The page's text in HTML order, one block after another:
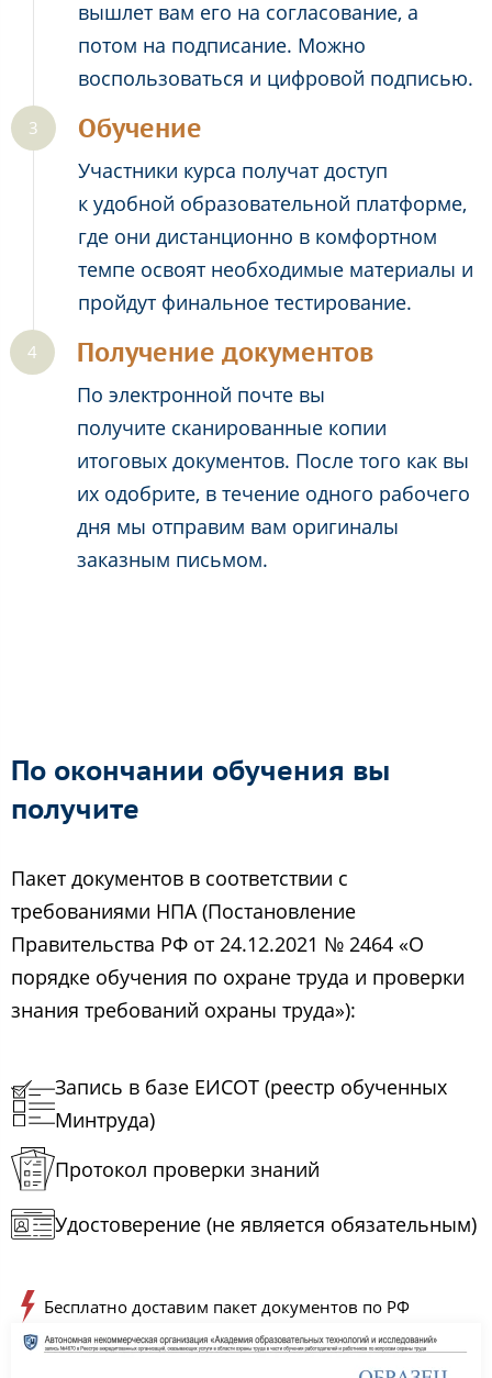
вышлет вам его на согласование, а
потом на подписание. Можно
воспользоваться и цифровой подписью.
Обучение
Участники курса получат доступ
к удобной образовательной платформе,
где они дистанционно в комфортном
темпе освоят необходимые материалы и
пройдут финальное тестирование.
Получение документов
По электронной почте вы
получите сканированные копии
итоговых документов. После того как вы
их одобрите, в течение одного рабочего
дня мы отправим вам оригиналы
заказным письмом.
По окончании обучения вы
получите
Пакет документов в соответствии с
требованиями НПА (Постановление
Правительства РФ от 24.12.2021 № 2464 «О
порядке обучения по охране труда и проверки
знания требований охраны труда»):
Запись в базе ЕИСОТ (реестр обученных
Минтруда)
Протокол проверки знаний
Удостоверение (не является обязательным)
Бесплатно доставим пакет документов по РФ